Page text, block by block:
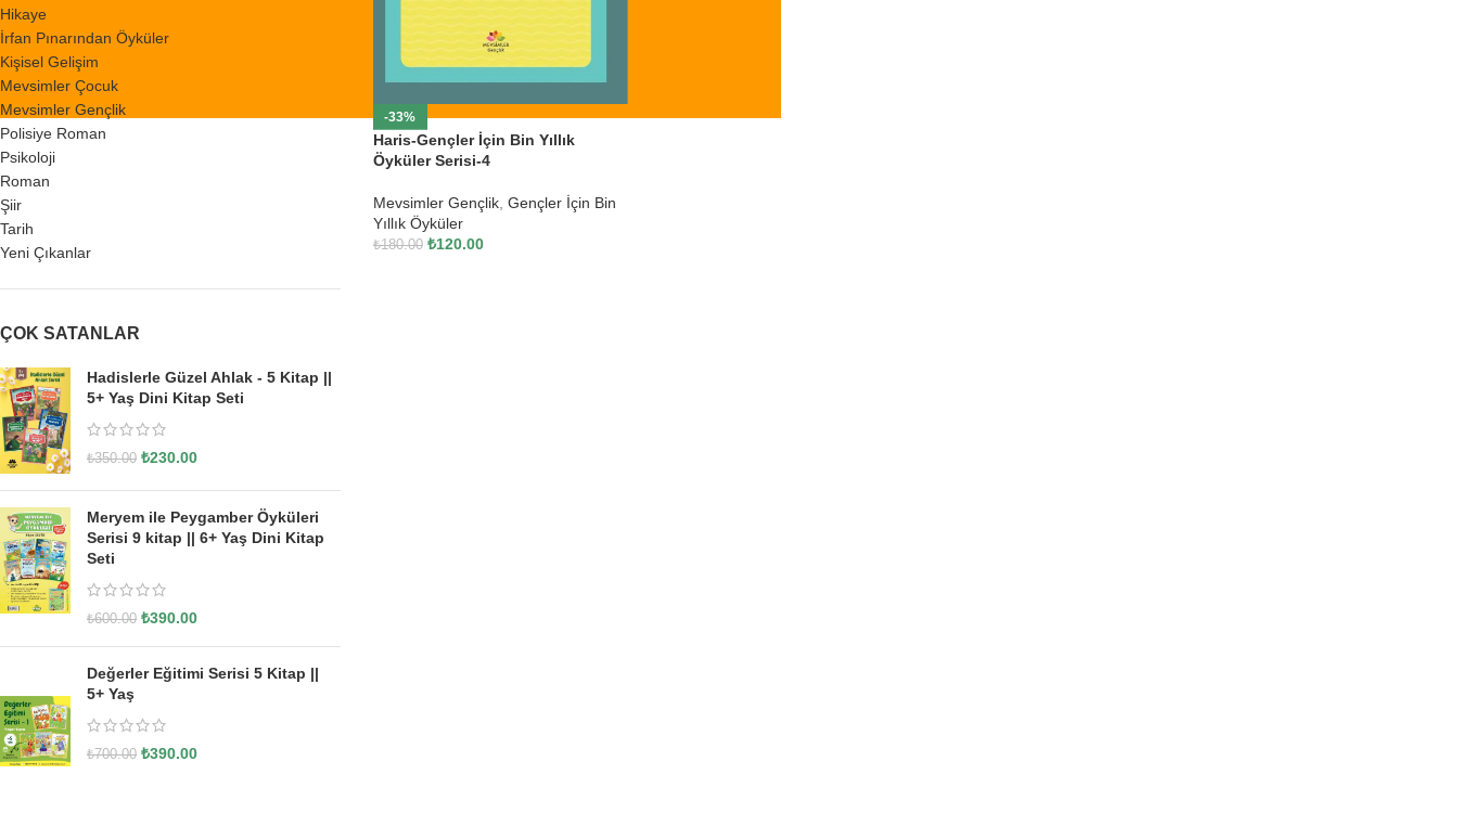
Hikaye
İrfan Pınarından Öyküler
Kişisel Gelişim
Mevsimler Çocuk
Mevsimler Gençlik
Polisiye Roman
Psikoloji
Roman
Şiir
Tarih
Yeni Çıkanlar
ÇOK SATANLAR
Hadislerle Güzel Ahlak - 5 Kitap ||
5+ Yaş Dini Kitap Seti
₺350.00 ₺230.00
Meryem ile Peygamber Öyküleri
Serisi 9 kitap || 6+ Yaş Dini Kitap
Seti
₺600.00 ₺390.00
Değerler Eğitimi Serisi 5 Kitap ||
5+ Yaş
₺700.00 ₺390.00
-33%
Haris-Gençler İçin Bin Yıllık
Öyküler Serisi-4
Mevsimler Gençlik, Gençler İçin Bin
Yıllık Öyküler
₺180.00 ₺120.00